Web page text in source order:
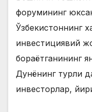
форумининг
Ўзбекистоннинг
инвестициявий
бораётганининг
Дунёнинг турли
инвесторлар,